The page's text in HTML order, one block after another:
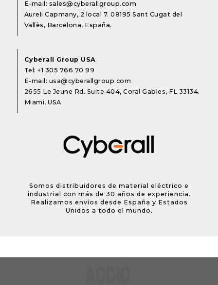
E-mail: sales@cyberallgroup.com
Aureli Capmany, 2 local 7. 08195 Sant Cugat del
Vallès, Barcelona, España.
Cyberall Group USA
Tel:+1 305 766 70 99
E-mail: usa@cyberallgroup.com
2655 Le Jeune Rd. Suite 404, Coral Gables, FL 33134.
Miami, USA
Somos distribuidores de material eléctrico e
industrial con más de 30 años de experiencia.
Realizamos envíos desde España y Estados
Unidos a todo el mundo.